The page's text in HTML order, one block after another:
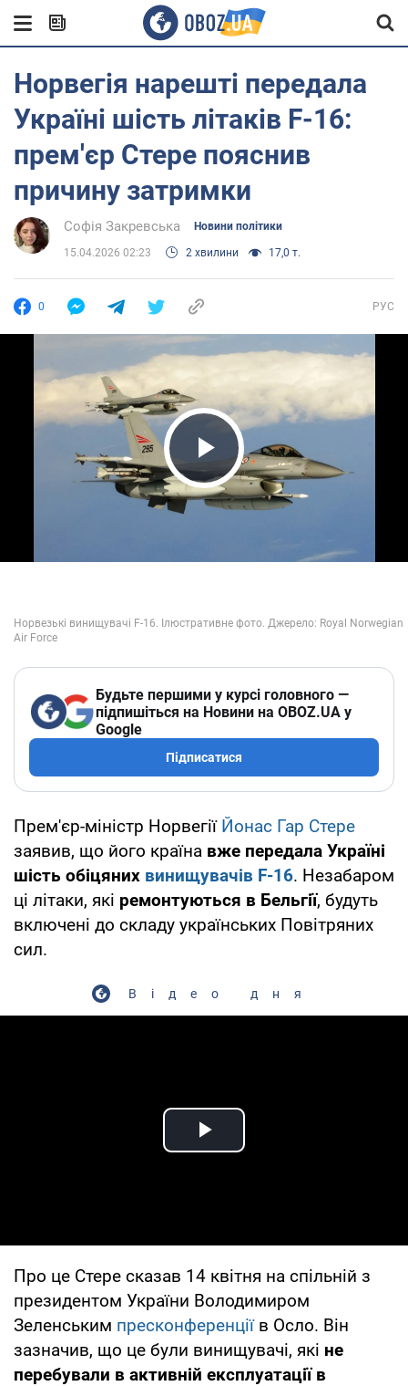
Норвегія нарешті передала
Україні шість літаків F-16:
прем'єр Стере пояснив
причину затримки
Софія Закревська Новини політики
15.04.2026 02:23 2 хвилини 17,0 т.
0 РУС
Play Video
Будьте першими у курсі головного —
підпишіться на Новини на OBOZ.UA у
Google
Підписатися
Прем'єр-міністр Норвегії Йонас Гар Стере
заявив, що його країна вже передала Україні
шість обіцяних винищувачів F-16. Незабаром
ці літаки, які ремонтуються в Бельгії, будуть
включені до складу українських Повітряних
сил.
Відео дня
Play Video
Про це Стере сказав 14 квітня на спільній з
президентом України Володимиром
Зеленським пресконференціїв Осло. Він
зазначив, що це були винищувачі, які не
перебували в активній експлуатації в